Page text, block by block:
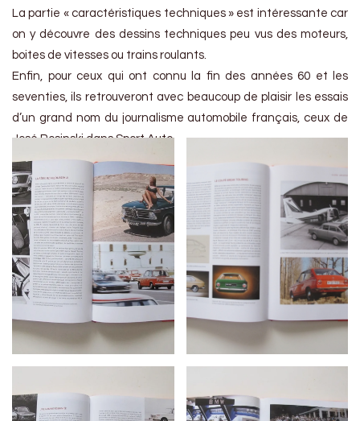
La partie « caractéristiques techniques » est intéressante car
on y découvre des dessins techniques peu vus des moteurs,
boites de vitesses ou trains roulants.
Enfin, pour ceux qui ont connu la fin des années 60 et les
seventies, ils retrouveront avec beaucoup de plaisir les essais
d’un grand nom du journalisme automobile français, ceux de
José Rosinski dans Sport Auto.